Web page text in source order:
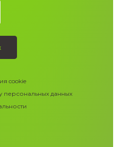
cookie
персональных данных